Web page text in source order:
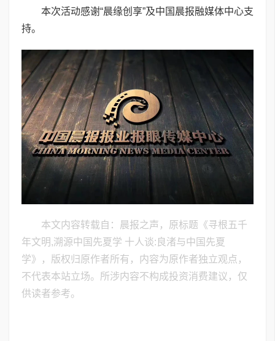
本次活动感谢“晨缘创享”及中国晨报融媒体中心支
持。
本文内容转载自：晨报之声，原标题《寻根五千
年文明,溯源中国先夏学 十人谈:良渚与中国先夏
学》，版权归原作者所有，内容为原作者独立观点，
不代表本站立场。所涉内容不构成投资消费建议，仅
供读者参考。